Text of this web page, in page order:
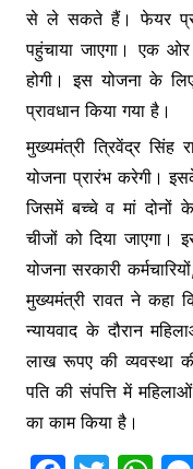
से ले सकते हैं। फेयर
पहुंचाया जाएगा। एक
होगी। इस योजना के
प्रावधान किया गया है।
मुख्यमंत्री त्रिवेंद्र सिंह
योजना प्रारंभ करेगी।
जिसमें बच्चे व मां दोनों
चीजों को दिया जाएगा।
योजना सरकारी
मुख्यमंत्री रावत ने कहा
न्यायवाद के दौरान
लाख रूपए की व्यवस्था
पति की संपत्ति में
का काम किया है।